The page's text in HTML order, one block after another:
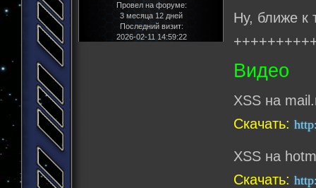
Провел на форуме:
3 месяца 12 дней
Последний визит:
2026-02-11 14:59:22
Ну, ближе к
Видео
XSS на
Скачать:
XSS на
Скачать: